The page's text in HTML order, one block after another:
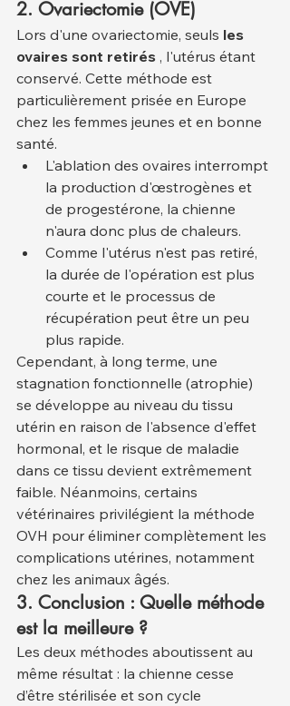
2. Ovariectomie (OVE)
Lors d'une ovariectomie, seuls les
ovaires sont retirés , l'utérus étant
conservé. Cette méthode est
particulièrement prisée en Europe
chez les femmes jeunes et en bonne
santé.
L'ablation des ovaires interrompt
la production d'œstrogènes et
de progestérone, la chienne
n'aura donc plus de chaleurs.
Comme l'utérus n'est pas retiré,
la durée de l'opération est plus
courte et le processus de
récupération peut être un peu
plus rapide.
Cependant, à long terme, une
stagnation fonctionnelle (atrophie)
se développe au niveau du tissu
utérin en raison de l'absence d'effet
hormonal, et le risque de maladie
dans ce tissu devient extrêmement
faible. Néanmoins, certains
vétérinaires privilégient la méthode
OVH pour éliminer complètement les
complications utérines, notamment
chez les animaux âgés.
3. Conclusion : Quelle méthode
est la meilleure ?
Les deux méthodes aboutissent au
même résultat : la chienne cesse
d’être stérilisée et son cycle